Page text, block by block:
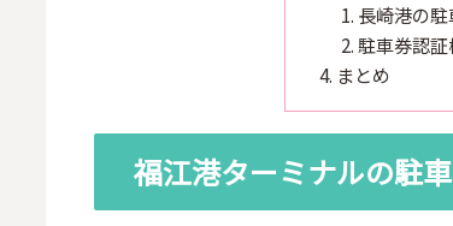
長崎港の
駐車券認証
まとめ
福江港ターミナルの駐